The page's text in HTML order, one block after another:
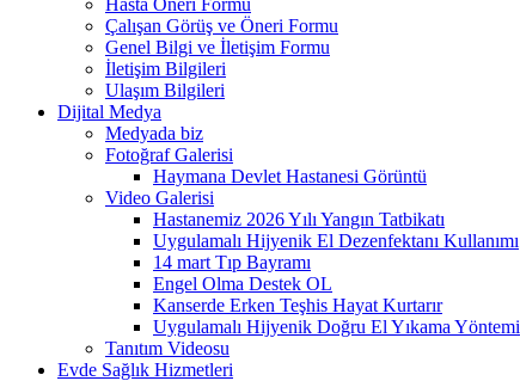
Çalışan Görüş ve Öneri Formu
Genel Bilgi ve İletişim Formu
İletişim Bilgileri
Ulaşım Bilgileri
Dijital Medya
Medyada biz
Fotoğraf Galerisi
Haymana Devlet Hastanesi Görüntü
Video Galerisi
Hastanemiz 2026 Yılı Yangın Tatbikatı
Uygulamalı Hijyenik El Dezenfektanı Kullanımı
14 mart Tıp Bayramı
Engel Olma Destek OL
Kanserde Erken Teşhis Hayat Kurtarır
Uygulamalı Hijyenik Doğru El Yıkama Yöntemi
Tanıtım Videosu
Evde Sağlık Hizmetleri